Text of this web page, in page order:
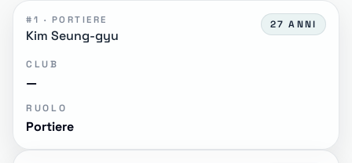
#1 · PORTIERE
Kim Seung-gyu
27 ANNI
CLUB
—
RUOLO
Portiere